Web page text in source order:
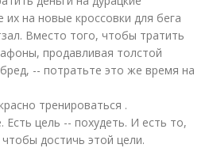
на новые кроссовки для бега
Вместо того, чтобы тратить
продавливая толстой
-- потратьте это же время на
тренироваться .
Есть цель -- похудеть. И есть то,
достичь этой цели.